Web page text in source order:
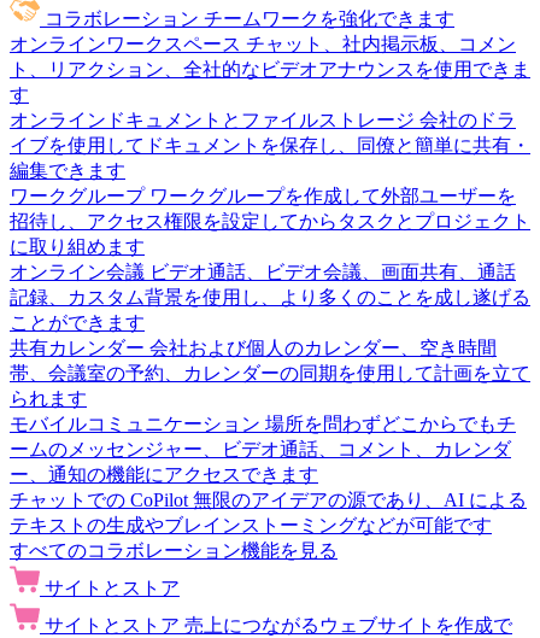
コラボレーション チームワークを強化できます
オンラインワークスペース チャット、社内掲示板、コメン
ト、リアクション、全社的なビデオアナウンスを使用できま
す
オンラインドキュメントとファイルストレージ 会社のドラ
イブを使用してドキュメントを保存し、同僚と簡単に共有・
編集できます
ワークグループ ワークグループを作成して外部ユーザーを
招待し、アクセス権限を設定してからタスクとプロジェクト
に取り組めます
オンライン会議 ビデオ通話、ビデオ会議、画面共有、通話
記録、カスタム背景を使用し、より多くのことを成し遂げる
ことができます
共有カレンダー 会社および個人のカレンダー、空き時間
帯、会議室の予約、カレンダーの同期を使用して計画を立て
られます
モバイルコミュニケーション 場所を問わずどこからでもチ
ームのメッセンジャー、ビデオ通話、コメント、カレンダ
ー、通知の機能にアクセスできます
チャットでの CoPilot 無限のアイデアの源であり、AI による
テキストの生成やブレインストーミングなどが可能です
すべてのコラボレーション機能を見る
サイトとストア
サイトとストア 売上につながるウェブサイトを作成で